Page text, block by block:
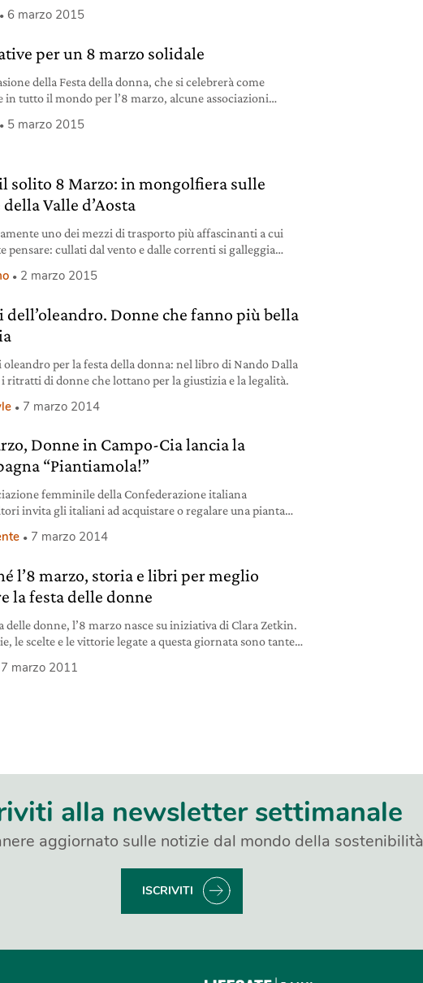
di Kabul, capitale dell’Afghanistan, indossando burqa
6 marzo 2015
per un 8 marzo solidale
della Festa della donna, che si celebrerà come
in tutto il mondo per l’8 marzo, alcune associazioni
– troppi – luoghi del pianeta la violazione dei diritti è
5 marzo 2015
solito 8 Marzo: in mongolfiera sulle
Valle d’Aosta
uno dei mezzi di trasporto più affascinanti a cui
pensare: cullati dal vento e dalle correnti si galleggia
il Monte Bianco, la piramide del Cervino, il Monte Rosa,
vivere
2 marzo 2015
dell’oleandro. Donne che fanno più bella
oleandro per la festa della donna: nel libro di Nando Dalla
i ritratti di donne che lottano per la giustizia e la legalità.
7 marzo 2014
Donne in Campo-Cia lancia la
“Piantiamola!”
femminile della Confederazione italiana
invita gli italiani ad acquistare o regalare una pianta
biodiversità e produzione alimentare. In Italia il
a vario titolo in agricoltura, nessun altro Paese in Ue fa
La rete delle Donne in Campo verso la sua IV Assemblea
7 marzo 2014
l’8 marzo, storia e libri per meglio
la festa delle donne
delle donne, l’8 marzo nasce su iniziativa di Clara Zetkin.
le scelte e le vittorie legate a questa giornata sono tante e
7 marzo 2011
alla newsletter settimanale
aggiornato sulle notizie dal mondo della sostenibilità
ISCRIVITI